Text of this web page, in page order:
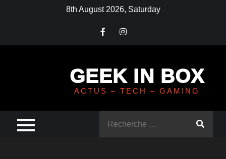
8th August 2026, Saturday
GEEK IN BOX
ACTUS – TECH – GAMING